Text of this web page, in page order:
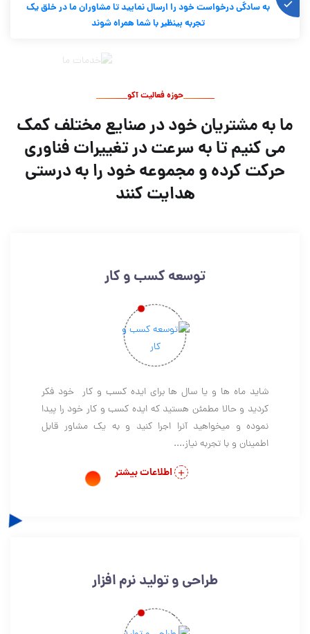
به سادگی درخواست خود را ارسال نمایید تا مشاوران ما در خلق یک
تجربه بینظیر با شما همراه شوند
حوزه فعالیت آکو
ما به مشتریان خود در صنایع مختلف کمک
می کنیم تا به سرعت در تغییرات فناوری
حرکت کرده و مجموعه خود را به درستی
هدایت کنند
توسعه کسب و کار
شاید ماه ها و یا سال ها برای ایده کسب و کار خود فکر
کردید و حالا مطمئن هستید که ایده کسب و کار خود را پیدا
نموده و میخواهید آنرا اجرا کنید و به یک مشاور قابل
اطمینان و با تجربه نیاز....
اطلاعات بیشتر
طراحی و تولید نرم افزار